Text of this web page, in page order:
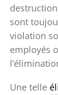
sont
violation
employés
Une telle